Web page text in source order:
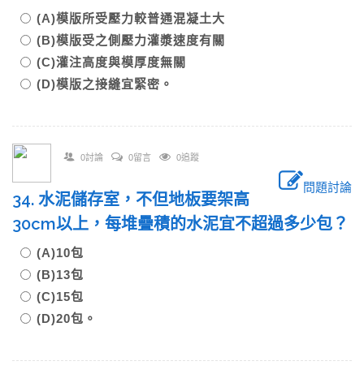
(A)模版所受壓力較普通混凝土大
(B)模版受之側壓力灌漿速度有關
(C)灌注高度與模厚度無關
(D)模版之接縫宜緊密。
0討論 0留言 0追蹤
問題討論
34. 水泥儲存室，不但地板要架高
30cm以上，每堆疊積的水泥宜不超過多少包？
(A)10包
(B)13包
(C)15包
(D)20包。